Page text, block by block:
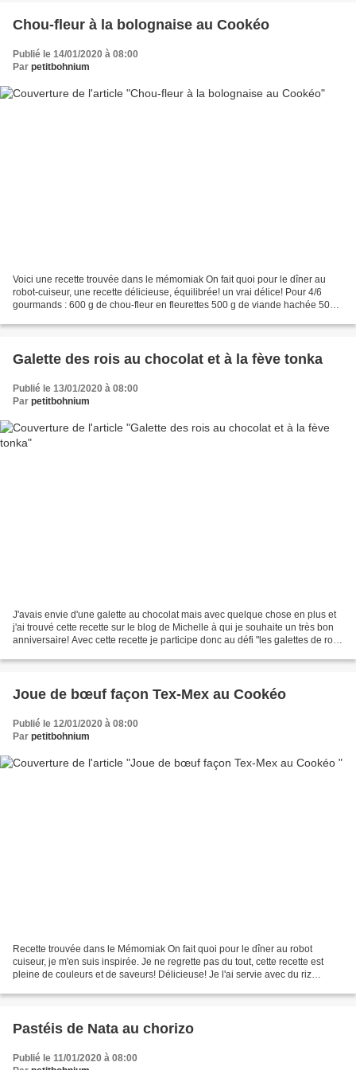
Chou-fleur à la bolognaise au Cookéo
Publié le 14/01/2020 à 08:00
Par petitbohnium
Voici une recette trouvée dans le mémomiak On fait quoi pour le dîner au
robot-cuiseur, une recette délicieuse, équilibrée! un vrai délice! Pour 4/6
gourmands : 600 g de chou-fleur en fleurettes 500 g de viande hachée 500 g
Galette des rois au chocolat et à la fève tonka
Publié le 13/01/2020 à 08:00
Par petitbohnium
J'avais envie d'une galette au chocolat mais avec quelque chose en plus et
j'ai trouvé cette recette sur le blog de Michelle à qui je souhaite un très bon
anniversaire! Avec cette recette je participe donc au défi "les galettes de rois"
Joue de bœuf façon Tex-Mex au Cookéo
Publié le 12/01/2020 à 08:00
Par petitbohnium
Recette trouvée dans le Mémomiak On fait quoi pour le dîner au robot
cuiseur, je m'en suis inspirée. Je ne regrette pas du tout, cette recette est
pleine de couleurs et de saveurs! Délicieuse! Je l'ai servie avec du riz
Pastéis de Nata au chorizo
Publié le 11/01/2020 à 08:00